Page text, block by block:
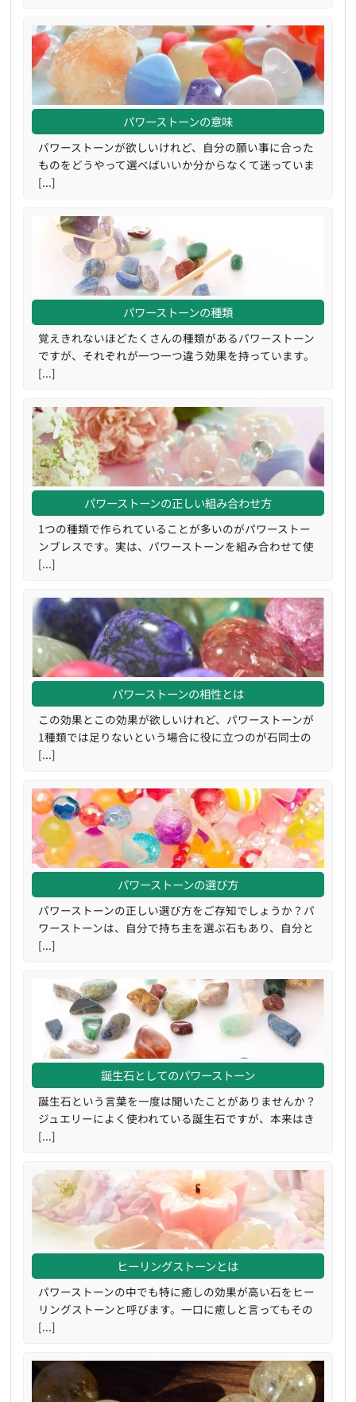
パワーストーンの意味
パワーストーンが欲しいけれど、自分の願い事に合った
ものをどうやって選べばいいか分からなくて迷っていま
[...]
パワーストーンの種類
覚えきれないほどたくさんの種類があるパワーストーン
ですが、それぞれが一つ一つ違う効果を持っています。
[...]
パワーストーンの正しい組み合わせ方
1つの種類で作られていることが多いのがパワーストー
ンブレスです。実は、パワーストーンを組み合わせて使
[...]
パワーストーンの相性とは
この効果とこの効果が欲しいけれど、パワーストーンが
1種類では足りないという場合に役に立つのが石同士の
[...]
パワーストーンの選び方
パワーストーンの正しい選び方をご存知でしょうか？パ
ワーストーンは、自分で持ち主を選ぶ石もあり、自分と
[...]
誕生石としてのパワーストーン
誕生石という言葉を一度は聞いたことがありませんか？
ジュエリーによく使われている誕生石ですが、本来はき
[...]
ヒーリングストーンとは
パワーストーンの中でも特に癒しの効果が高い石をヒー
リングストーンと呼びます。一口に癒しと言ってもその
[...]